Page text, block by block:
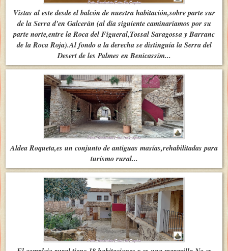
Vistas al este desde el balcón de nuestra habitación,sobre parte sur
de la Serra d'en Galcerán (al día siguiente caminaríamos por su
parte norte,entre la Roca del Figueral,Tossal Saragossa y Barranc
de la Roca Roja).Al fondo a la derecha se distinguía la Serra del
Desert de les Palmes en Benicassím...
Aldea Roqueta,es un conjunto de antiguas masías,rehabilitadas para
turismo rural...